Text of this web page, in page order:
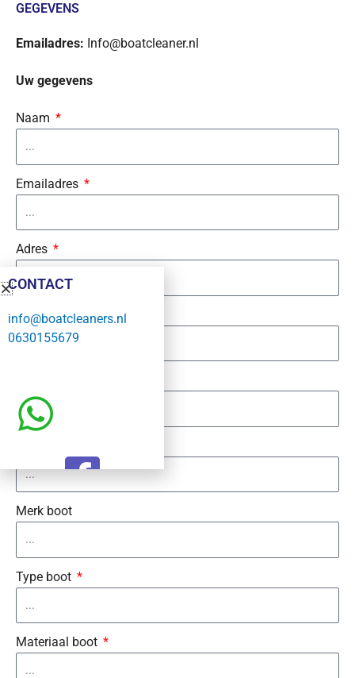
GEGEVENS
Emailadres: Info@boatcleaner.nl
Uw gegevens
Naam
Emailadres
Adres
Plaats
Merk boot
Type boot
Materiaal boot
CONTACT
info@boatcleaners.nl
0630155679